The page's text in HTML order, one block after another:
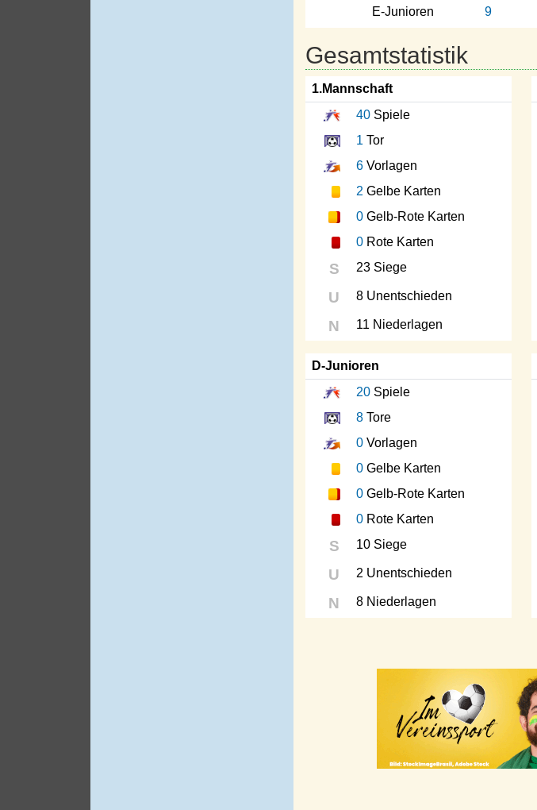
E-Junioren 9
Gesamtstatistik
1.Mannschaft
40 Spiele
1 Tor
6 Vorlagen
2 Gelbe Karten
0 Gelb-Rote Karten
0 Rote Karten
S 23 Siege
U 8 Unentschieden
N 11 Niederlagen
D-Junioren
20 Spiele
8 Tore
0 Vorlagen
0 Gelbe Karten
0 Gelb-Rote Karten
0 Rote Karten
S 10 Siege
U 2 Unentschieden
N 8 Niederlagen